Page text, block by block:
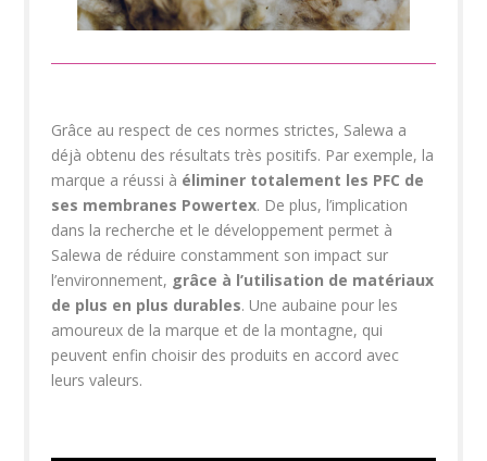
Grâce au respect de ces normes strictes, Salewa a
déjà obtenu des résultats très positifs. Par exemple, la
marque a réussi à éliminer totalement les PFC de
ses membranes Powertex. De plus, l’implication
dans la recherche et le développement permet à
Salewa de réduire constamment son impact sur
l’environnement, grâce à l’utilisation de matériaux
de plus en plus durables. Une aubaine pour les
amoureux de la marque et de la montagne, qui
peuvent enfin choisir des produits en accord avec
leurs valeurs.